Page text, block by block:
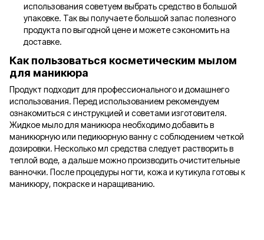
использования советуем выбрать средство в большой
упаковке. Так вы получаете большой запас полезного
продукта по выгодной цене и можете сэкономить на
доставке.
Как пользоваться косметическим мылом
для маникюра
Продукт подходит для профессионального и домашнего
использования. Перед использованием рекомендуем
ознакомиться с инструкцией и советами изготовителя.
Жидкое мыло для маникюра необходимо добавить в
маникюрную или педикюрную ванну с соблюдением четкой
дозировки. Несколько мл средства следует растворить в
теплой воде, а дальше можно производить очистительные
ванночки. После процедуры ногти, кожа и кутикула готовы к
маникюру, покраске и наращиванию.